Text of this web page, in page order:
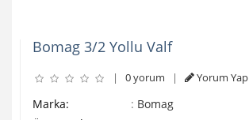
Bomag 3/2 Yollu Valf
| 0 yorum | Yorum Yap
Marka: : Bomag